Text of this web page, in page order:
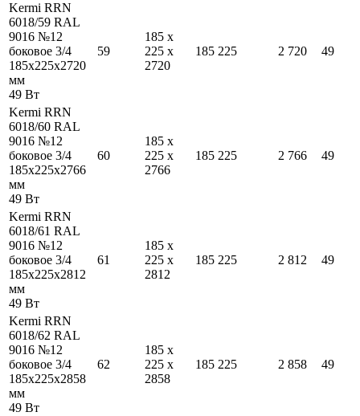
Kermi RRN
6018/59 RAL
9016 №12
боковое 3/4
185x225x2720
мм
49 Вт
59
185 x
225 x
2720
185 225 2 720 49
Kermi RRN
6018/60 RAL
9016 №12
боковое 3/4
185x225x2766
мм
49 Вт
60
185 x
225 x
2766
185 225 2 766 49
Kermi RRN
6018/61 RAL
9016 №12
боковое 3/4
185x225x2812
мм
49 Вт
61
185 x
225 x
2812
185 225 2 812 49
Kermi RRN
6018/62 RAL
9016 №12
боковое 3/4
185x225x2858
мм
49 Вт
62
185 x
225 x
2858
185 225 2 858 49